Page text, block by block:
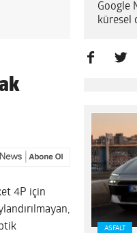
4P için
Google
küresel
ASFALT